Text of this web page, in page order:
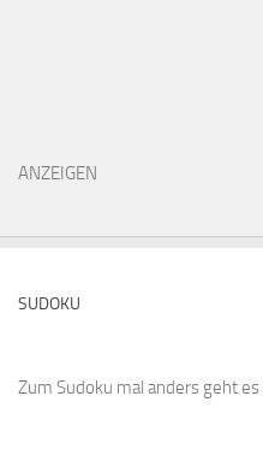
ANZEIGEN
SUDOKU
Zum Sudoku mal anders geht es